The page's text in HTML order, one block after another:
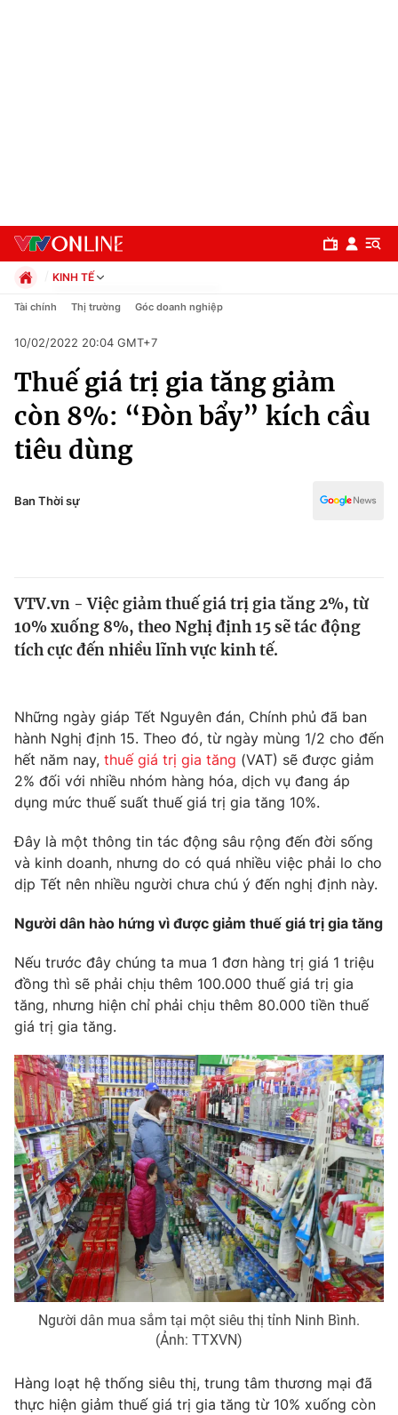
Chuyên mục
Chính trị
Xã hội
Pháp luật
Thế giới
Tin tức
Câu chuyện quốc tế
Kinh tế
Thị trường
Góc doanh nghiệp
Dữ liệu và đời sống
Truyền hình
Phim VTV
Hậu trường
Nhân vật
Giải trí
Điện ảnh
Âm nhạc
Sao
Đời sống
Chất lượng cuộc sống
Giáo dục
Tuyển sinh
Học trực tuyến
Công nghệ
Hitech Công nghệ tương lai
Thị trường
Tư vấn
Giao lưu trực tuyến
Lịch phát sóng
Chuyên mục khác
Emagazine Podcast
Photo Infographic
Video Shorts video
VTV Money VTV Thể thao
VTV Sức khoẻ Bất động sản
KINH TẾ
Chính trị
Pháp luật
Kinh tế
Thể thao
Truyền hình
Văn hóa - Giải trí
Công nghệ
Tài chính Thị trường Góc doanh nghiệp
10/02/2022 20:04 GMT+7
Thuế giá trị gia tăng giảm
còn 8%: “Đòn bẩy” kích cầu
tiêu dùng
Ban Thời sự
VTV.vn - Việc giảm thuế giá trị gia tăng 2%, từ
10% xuống 8%, theo Nghị định 15 sẽ tác động
tích cực đến nhiều lĩnh vực kinh tế.
Những ngày giáp Tết Nguyên đán, Chính phủ đã ban
hành Nghị định 15. Theo đó, từ ngày mùng 1/2 cho đến
hết năm nay, thuế giá trị gia tăng (VAT) sẽ được giảm
2% đối với nhiều nhóm hàng hóa, dịch vụ đang áp
dụng mức thuế suất thuế giá trị gia tăng 10%.
Đây là một thông tin tác động sâu rộng đến đời sống
và kinh doanh, nhưng do có quá nhiều việc phải lo cho
dịp Tết nên nhiều người chưa chú ý đến nghị định này.
Người dân hào hứng vì được giảm thuế giá trị gia tăng
Nếu trước đây chúng ta mua 1 đơn hàng trị giá 1 triệu
đồng thì sẽ phải chịu thêm 100.000 thuế giá trị gia
tăng, nhưng hiện chỉ phải chịu thêm 80.000 tiền thuế
giá trị gia tăng.
Người dân mua sắm tại một siêu thị tỉnh Ninh Bình.
(Ảnh: TTXVN)
Hàng loạt hệ thống siêu thị, trung tâm thương mại đã
thực hiện giảm thuế giá trị gia tăng từ 10% xuống còn